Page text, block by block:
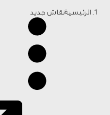
الرئيسيةنقاش جديد